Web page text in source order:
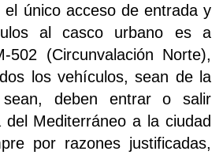
el único acceso de entrada y
al casco urbano es a
(Circunvalación Norte),
los vehículos, sean de la
sean, deben entrar o salir
Mediterráneo a la ciudad
por razones justificadas,